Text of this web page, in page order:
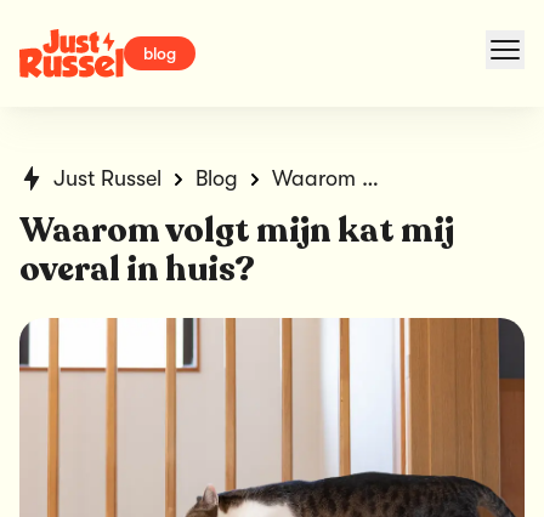
blog
Just Russel Blog Waarom volgt mijn kat mij overal in huis?
Waarom volgt mijn kat mij
overal in huis?